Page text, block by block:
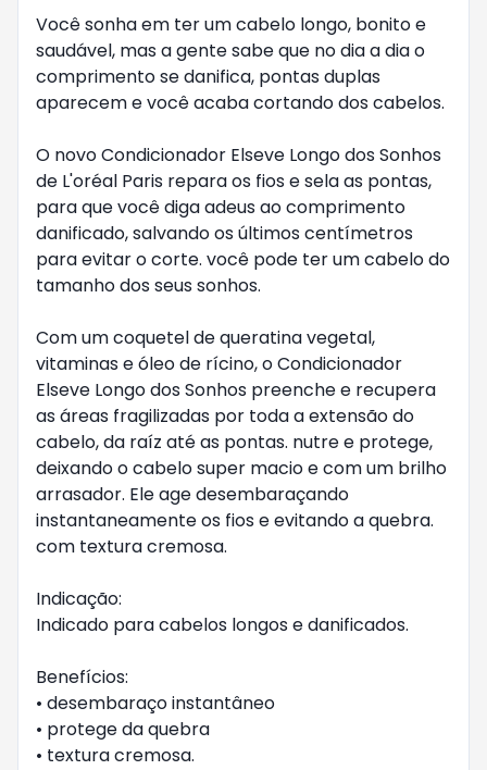
Você sonha em ter um cabelo longo, bonito e
saudável, mas a gente sabe que no dia a dia o
comprimento se danifica, pontas duplas
aparecem e você acaba cortando dos cabelos.
O novo Condicionador Elseve Longo dos Sonhos
de L'oréal Paris repara os fios e sela as pontas,
para que você diga adeus ao comprimento
danificado, salvando os últimos centímetros
para evitar o corte. você pode ter um cabelo do
tamanho dos seus sonhos.
Com um coquetel de queratina vegetal,
vitaminas e óleo de rícino, o Condicionador
Elseve Longo dos Sonhos preenche e recupera
as áreas fragilizadas por toda a extensão do
cabelo, da raíz até as pontas. nutre e protege,
deixando o cabelo super macio e com um brilho
arrasador. Ele age desembaraçando
instantaneamente os fios e evitando a quebra.
com textura cremosa.
Indicação:
Indicado para cabelos longos e danificados.
Benefícios:
• desembaraço instantâneo
• protege da quebra
• textura cremosa.